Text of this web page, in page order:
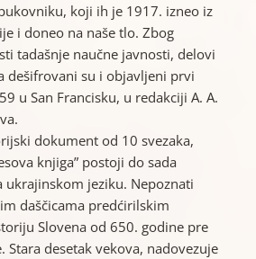
koji ih je 1917. izneo iz
i doneo na naše tlo. Zbog
tadašnje naučne javnosti, delovi
dešifrovani su i objavljeni prvi
u San Francisku, u redakciji A. A.
dokument od 10 svezaka,
knjiga” postoji do sada
ukrajinskom jeziku. Nepoznati
daščicama predćirilskim
Slovena od 650. godine pre
Stara desetak vekova, nadovezuje